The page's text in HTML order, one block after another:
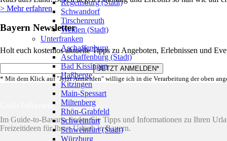
> Mehr erfahren
Bayern Newsletter
Holt euch kostenlos aktuelle Tipps zu Angeboten, Erlebnissen und
* Mit dem Klick auf "Jetzt Anmelden" willige ich in die Verarbeitung der oben
GuideToBavaria
Im Guide-to-Bavaria finden Sie Tipps und Informationen zu Ihren
Freizeitideen für Ihren Urlaub in Bayern.
Regensburg (Stadt)
Schwandorf
Tirschenreuth
Weiden (Stadt)
Unterfranken
Aschaffenburg
Aschaffenburg (Stadt)
Bad Kissingen
Haßberge
Kitzingen
Main-Spessart
Miltenberg
Rhön-Grabfeld
Schweinfurt
Schweinfurt (Stadt)
Würzburg